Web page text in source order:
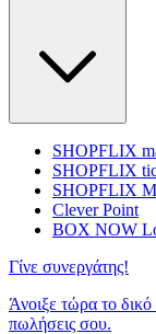
SHOPFLIX
SHOPFLIX
SHOPFLIX
Clever Point
BOX NOW
Γίνε συνεργάτης!
Άνοιξε τώρα το
πωλήσεις σου.